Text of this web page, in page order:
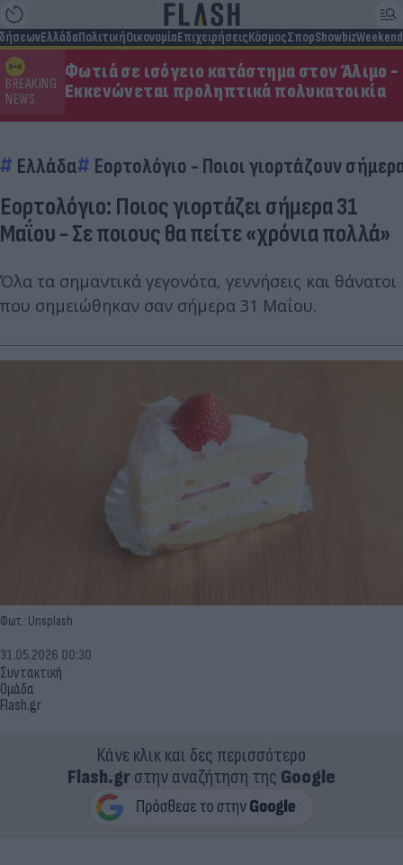
ΕλλάδαΠολιτικήΟικονομίαΕπιχειρήσειςΚόσμοςΣπορShowbizWeekend
BREAKING
NEWS
Φωτιά σε ισόγειο κατάστημα στον Άλιμο -
Εκκενώνεται προληπτικά πολυκατοικία
Ελλάδα Εορτολόγιο - Ποιοι γιορτάζουν
Εορτολόγιο: Ποιος γιορτάζει σήμερα 31
Μαΐου - Σε ποιους θα πείτε «χρόνια πολλά»
Όλα τα σημαντικά γεγονότα, γεννήσεις και θάνατοι
που σημειώθηκαν σαν σήμερα 31 Μαΐου.
Φωτ.: Unsplash
Συντακτική
Ομάδα
Flash.gr
31.05.2026 00:30
Κάνε κλικ και δες περισσότερο
Flash.grστην αναζήτηση της Google